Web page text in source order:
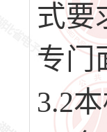
式要
专门
3.2